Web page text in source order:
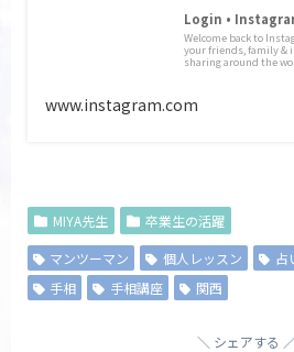
Login •
Welcome back to
your friends, family &
sharing around the
www.instagram.com
MIYA先生 卒業生の活躍
マンツーマン 個人レッスン 占
手相
手相講座 関西
シェアする